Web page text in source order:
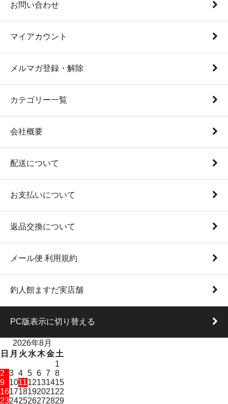
お問い合わせ
マイアカウント
メルマガ登録・解除
カテゴリー一覧
会社概要
配送について
お支払いについて
返品交換について
メール便 利用規約
釣人館ますだ実店舗
PC版表示に切り替える
2026年8月
日 月 火水木金土
1
2 3 4 5 6 7 8
9 101112131415
16171819202122
23242526272829